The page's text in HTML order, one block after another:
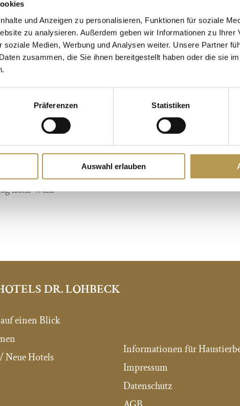
und Anzeigen zu personalisieren, Funktionen für soziale
zu analysieren. Außerdem geben wir Informationen zu Ihrer
soziale Medien, Werbung und Analysen weiter. Unsere Partner
zusammen, die Sie ihnen bereitgestellt haben oder die sie
Präferenzen Statistiken
Auswahl erlauben
fallen. Wir
zu genießen.
und freuen sich
Kehren Sie
sich mit einem 3-
Abenden
nach Wahl
Reisezeitraum: 01.09.2026
JETZT BUCHEN
DR. LOHBECK
einen Blick
Neue Hotels
Informationen für
Impressum
Datenschutz